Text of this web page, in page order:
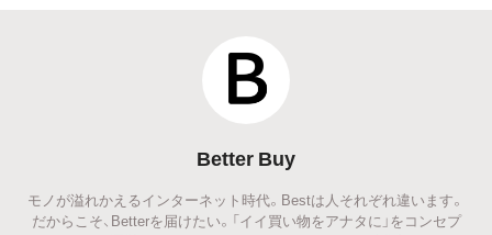
Better Buy
モノが溢れかえるインターネット時代。Bestは人それぞれ違います。
だからこそ、Betterを届けたい。「イイ買い物をアナタに」をコンセプ